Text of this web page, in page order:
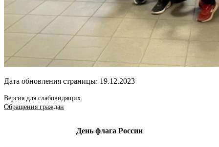
Дата обновления страницы: 19.12.2023
Версия для слабовидящих
Обращения граждан
День флага России